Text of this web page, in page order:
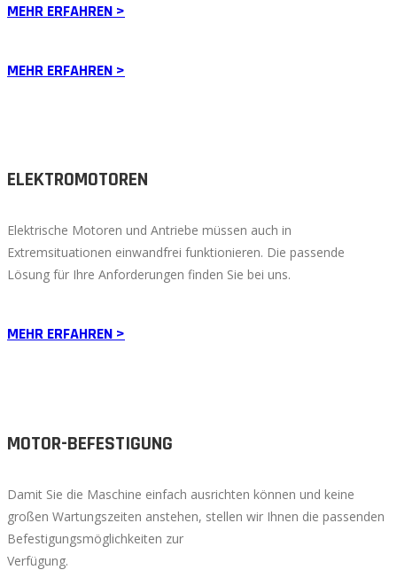
MEHR ERFAHREN >
MEHR ERFAHREN >
ELEKTROMOTOREN
Elektrische Motoren und Antriebe müssen auch in
Extremsituationen einwandfrei funktionieren. Die passende
Lösung für Ihre Anforderungen finden Sie bei uns.
MEHR ERFAHREN >
MOTOR-BEFESTIGUNG
Damit Sie die Maschine einfach ausrichten können und keine
großen Wartungszeiten anstehen, stellen wir Ihnen die passenden
Befestigungsmöglichkeiten zur
Verfügung.